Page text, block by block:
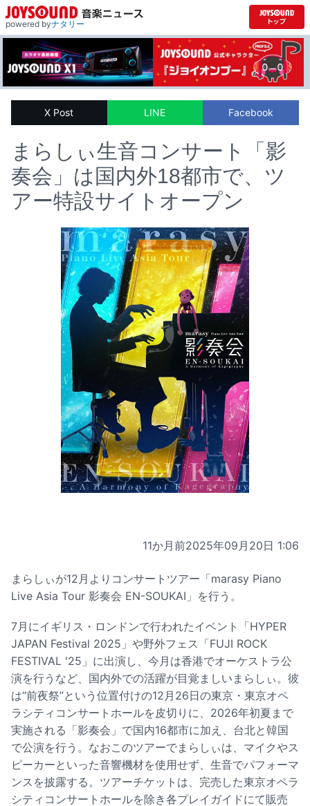
powered byナタリー
X Post LINE Facebook
まらしぃ生音コンサート「影
奏会」は国内外18都市で、ツ
アー特設サイトオープン
11か月前2025年09月20日 1:06
まらしぃが12月よりコンサートツアー「marasy Piano
Live Asia Tour 影奏会 EN-SOUKAI」を行う。
7月にイギリス・ロンドンで行われたイベント「HYPER
JAPAN Festival 2025」や野外フェス「FUJI ROCK
FESTIVAL '25」に出演し、今月は香港でオーケストラ公
演を行うなど、国内外での活躍が目覚ましいまらしぃ。彼
は“前夜祭”という位置付けの12月26日の東京・東京オペ
ラシティコンサートホールを皮切りに、2026年初夏まで
実施される「影奏会」で国内16都市に加え、台北と韓国
で公演を行う。なおこのツアーでまらしぃは、マイクやス
ピーカーといった音響機材を使用せず、生音でパフォーマ
ンスを披露する。ツアーチケットは、完売した東京オペラ
シティコンサートホールを除き各プレイガイドにて販売